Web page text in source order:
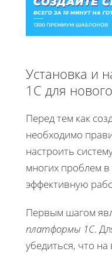
Установка и
1С для
Перед тем как
необходимо
настроить
многих проблем
эффективную
Первым шагом
платформы 1С.
убедиться, что